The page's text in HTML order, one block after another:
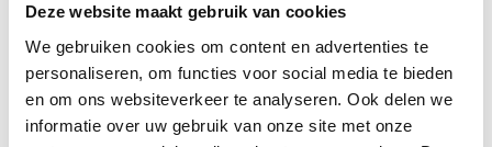
Deze website maakt gebruik van cookies
We gebruiken cookies om content en advertenties te
personaliseren, om functies voor social media te bieden
en om ons websiteverkeer te analyseren. Ook delen we
informatie over uw gebruik van onze site met onze
Bovenstaande afbeelding geeft een beeld van de
compensatie per soort pensioenregeling